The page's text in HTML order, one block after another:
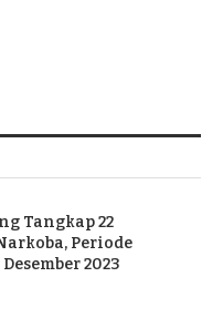
Tangkap 22
Periode
2023